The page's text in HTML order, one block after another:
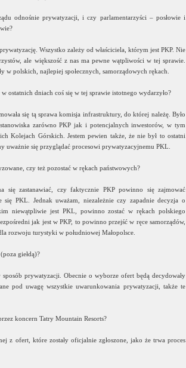
odnośnie prywatyzacji, i czy parlamentarzyści – posłowie i
Wszystko zależy od właściciela, którym jest PKP. Nie
ale większość z nas ma pewne wątpliwości w tej sprawie.
w polskich, najlepiej społecznych, samorządowych rękach.
ostatnich dniach coś się w tej sprawie istotnego wydarzyło?
się tą sprawa komisja infrastruktury, do której należę. Było
zarówno PKP jak i potencjalnych inwestorów, w tym
Kolejach Górskich. Jestem pewien także, że nie był to ostatni
uważnie się przyglądać procesowi prywatyzacyjnemu PKL.
czy też pozostać w rękach państwowych?
się zastanawiać, czy faktycznie PKP powinno się zajmować
się PKL. Jednak uważam, niezależnie czy zapadnie decyzja o
niewątpliwie jest PKL, powinno zostać w rękach polskiego
jak jest w PKP, to powinno przejść w ręce samorządów,
rozwoju turystyki w południowej Małopolsce.
giełdą)?
prywatyzacji. Obecnie o wyborze ofert będą decydowały
pod uwagę wszystkie uwarunkowania prywatyzacji, także te
koncern Tatry Mountain Resorts?
z ofert, które zostały oficjalnie zgłoszone, jako że trwa proces